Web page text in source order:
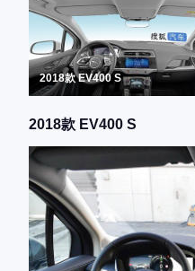
2018款 EV400 S
2018款 EV400 S